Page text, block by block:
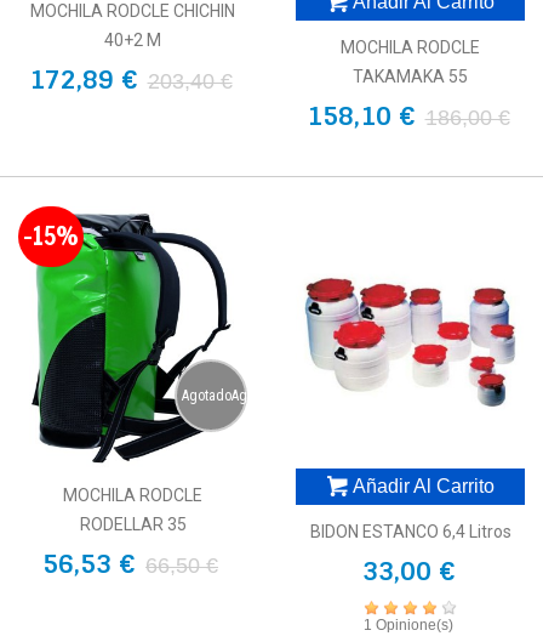
MOCHILA RODCLE CHICHIN
40+2 M
172,89 € 203,40 €
MOCHILA RODCLE
TAKAMAKA 55
158,10 € 186,00 €
AgotadoAgotado
-15%
MOCHILA RODCLE
RODELLAR 35
56,53 € 66,50 €
Añadir Al Carrito
BIDON ESTANCO 6,4 Litros
33,00 €
1 Opinione(s)